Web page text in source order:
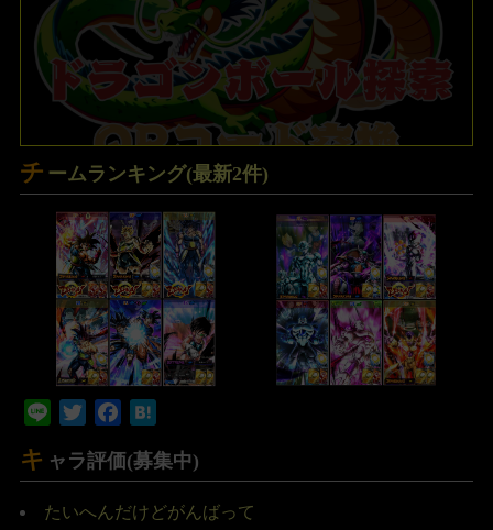
チ ームランキング(最新2件)
Line Twitter Facebook
キ ャラ評価(募集中)
たいへんだけどがんばって